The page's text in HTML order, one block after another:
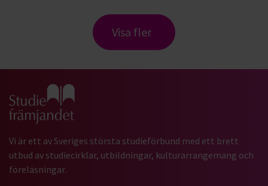
Visa fler
Gå till studiefrämjandets startsida
Vi är ett av Sveriges största studieförbund med ett brett
utbud av studiecirklar, utbildningar, kulturarrangemang och
föreläsningar.